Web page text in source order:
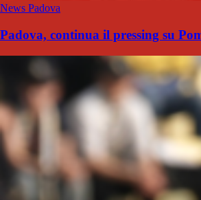
News Padova
Padova, continua il pressing su